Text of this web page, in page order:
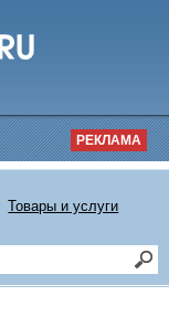
РЕКЛАМА
Товары и услуги